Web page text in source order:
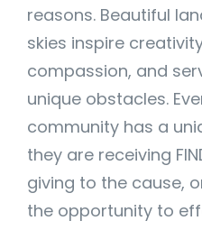
reasons. Beautiful
skies inspire
compassion, and
unique obstacles.
community has a
they are receiving
giving to the cause,
the opportunity to